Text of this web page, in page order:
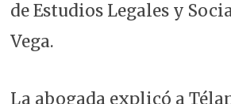
de Estudios Legales y
Vega.
La abogada explicó a